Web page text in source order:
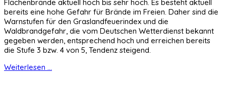
Flächenbrände aktuell hoch bis sehr hoch. Es besteht aktuell
bereits eine hohe Gefahr für Brände im Freien. Daher sind die
Warnstufen für den Graslandfeuerindex und die
Waldbrandgefahr, die vom Deutschen Wetterdienst bekannt
gegeben werden, entsprechend hoch und erreichen bereits
die Stufe 3 bzw. 4 von 5, Tendenz steigend.
Weiterlesen ...